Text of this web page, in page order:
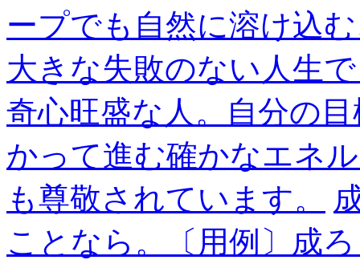
ープでも自然に溶け込
大きな失敗のない人生
奇心旺盛な人。自分の
かって進む確かなエネ
も尊敬されています。
ことなら。〔用例〕成